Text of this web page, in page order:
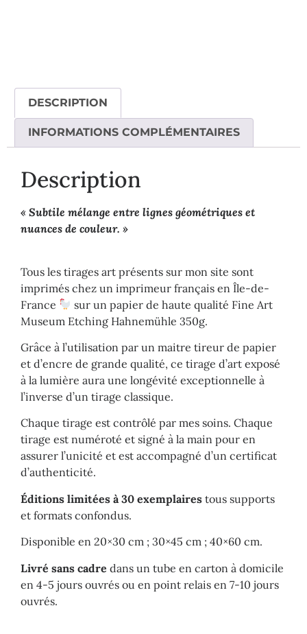
DESCRIPTION
INFORMATIONS COMPLÉMENTAIRES
Description
« Subtile mélange entre lignes géométriques et
nuances de couleur. »
Tous les tirages art présents sur mon site sont
imprimés chez un imprimeur français en Île-de-
France
sur un papier de haute qualité Fine Art
Museum Etching Hahnemühle 350g.
Grâce à l’utilisation par un maitre tireur de papier
et d’encre de grande qualité, ce tirage d’art exposé
à la lumière aura une longévité exceptionnelle à
l’inverse d’un tirage classique.
Chaque tirage est contrôlé par mes soins. Chaque
tirage est numéroté et signé à la main pour en
assurer l’unicité et est accompagné d’un certificat
d’authenticité.
Éditions limitées à 30 exemplaires tous supports
et formats confondus.
Disponible en 20×30 cm ; 30×45 cm ; 40×60 cm.
Livré sans cadre dans un tube en carton à domicile
en 4-5 jours ouvrés ou en point relais en 7-10 jours
ouvrés.